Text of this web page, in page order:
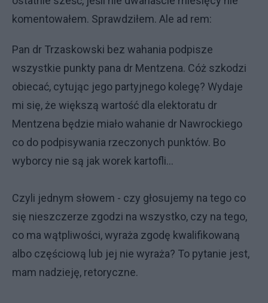
komentowałem. Sprawdziłem. Ale ad rem:
Pan dr Trzaskowski bez wahania podpisze
wszystkie punkty pana dr Mentzena. Cóż szkodzi
obiecać, cytując jego partyjnego kolegę? Wydaje
mi się, że większą wartość dla elektoratu dr
Mentzena będzie miało wahanie dr Nawrockiego
co do podpisywania rzeczonych punktów. Bo
wyborcy nie są jak worek kartofli...
Czyli jednym słowem - czy głosujemy na tego co
się nieszczerze zgodzi na wszystko, czy na tego,
co ma wątpliwości, wyraża zgodę kwalifikowaną
albo częściową lub jej nie wyraża? To pytanie jest,
mam nadzieję, retoryczne.